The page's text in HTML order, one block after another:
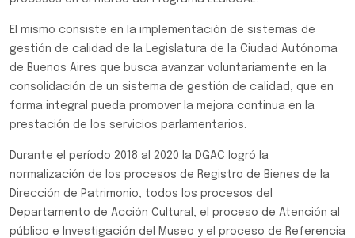
El mismo consiste en la implementación de sistemas de
gestión de calidad de la Legislatura de la Ciudad Autónoma
de Buenos Aires que busca avanzar voluntariamente en la
consolidación de un sistema de gestión de calidad, que en
forma integral pueda promover la mejora continua en la
prestación de los servicios parlamentarios.
Durante el período 2018 al 2020 la DGAC logró la
normalización de los procesos de Registro de Bienes de la
Dirección de Patrimonio, todos los procesos del
Departamento de Acción Cultural, el proceso de Atención al
público e Investigación del Museo y el proceso de Referencia